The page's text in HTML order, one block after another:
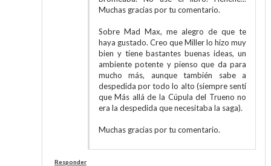
Muchas gracias por tu comentario.
Sobre Mad Max, me alegro de que te
haya gustado. Creo que Miller lo hizo muy
bien y tiene bastantes buenas ideas, un
ambiente potente y pienso que da para
mucho más, aunque también sabe a
despedida por todo lo alto (siempre sentí
que Más allá de la Cúpula del Trueno no
era la despedida que necesitaba la saga).
Muchas gracias por tu comentario.
Responder